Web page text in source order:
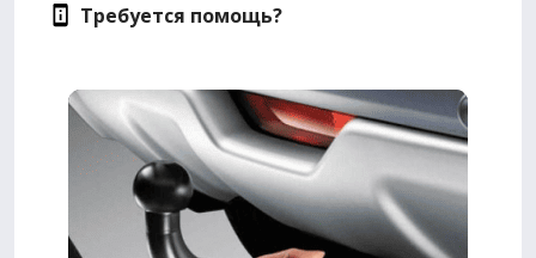
Требуется помощь?